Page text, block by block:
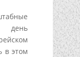
день
в этом